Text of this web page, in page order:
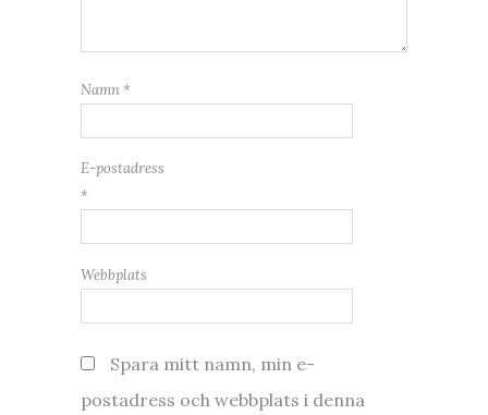
Namn *
E-postadress
*
Webbplats
Spara mitt namn, min e-
postadress och webbplats i denna